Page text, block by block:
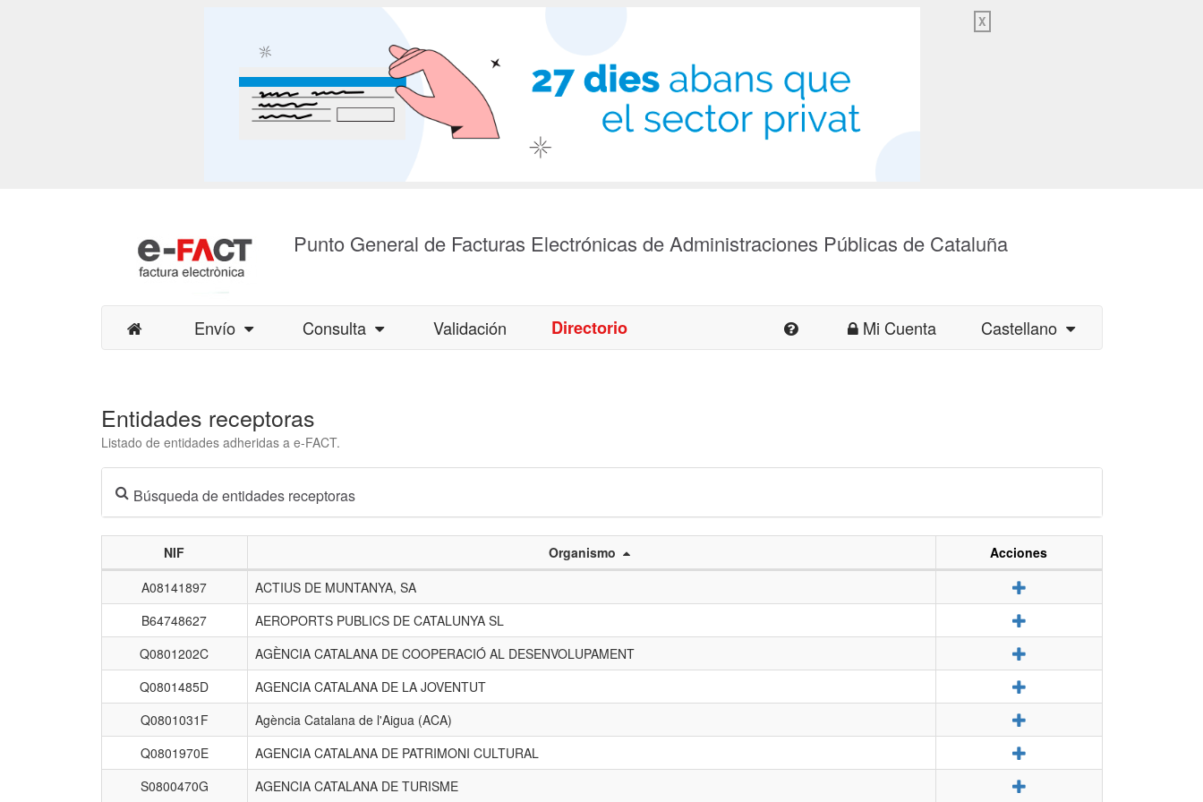
X
Punto General de Facturas Electrónicas de Administraciones Públicas de Cataluña
Envío Consulta Validación Directorio Mi Cuenta Castellano
Entidades receptoras
Listado de entidades adheridas a e-FACT.
Búsqueda de entidades receptoras
entidades
receptoras.
NIF Organismo
Acciones
A08141897
ACTIUS DE MUNTANYA, SA
B64748627
AEROPORTS PUBLICS DE CATALUNYA SL
Q0801202C
AGÈNCIA CATALANA DE COOPERACIÓ AL DESENVOLUPAMENT
Q0801485D
AGENCIA CATALANA DE LA JOVENTUT
Q0801031F
Agència Catalana de l'Aigua (ACA)
Q0801970E
AGENCIA CATALANA DE PATRIMONI CULTURAL
S0800470G
AGENCIA CATALANA DE TURISME